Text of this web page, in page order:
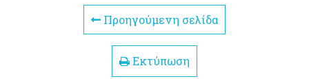
Προηγούμενη σελίδα
Εκτύπωση